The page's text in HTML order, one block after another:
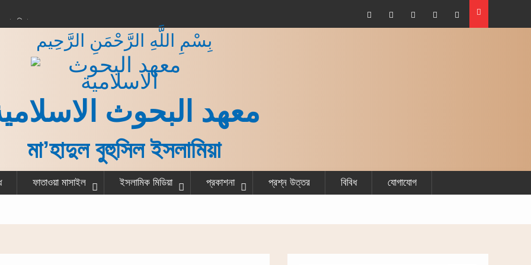
বিধান
শেষ করে একজন
গরু বর্গা দেওয়ার বিধান
بِسْمِ اللَّهِ الرَّحْمَنِ الرَّحِيم
معهد البحوث
মা’হাদুল বুহুসিল ইসলামিয়া
ফাতাওয়া মাসাইল ইসলামিক মিডিয়া প্রকাশনা প্রশ্ন উত্তর বিবিধ যোগাযোগ